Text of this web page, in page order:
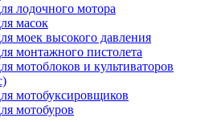
лодочного мотора
масок
моек высокого давления
монтажного пистолета
мотоблоков и культиваторов
мотобуксировщиков
мотобуров